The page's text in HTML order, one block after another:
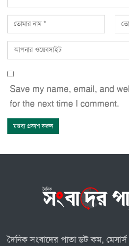
Save my name, email, and
for the next time I comment.
দৈনিক সংবাদের পাতা ডট কম,